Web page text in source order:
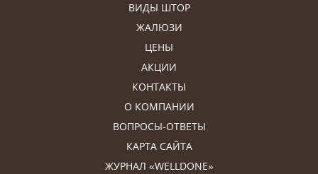
ВИДЫ ШТОР
ЖАЛЮЗИ
ЦЕНЫ
АКЦИИ
КОНТАКТЫ
О КОМПАНИИ
ВОПРОСЫ-ОТВЕТЫ
КАРТА САЙТА
ЖУРНАЛ «WELLDONE»